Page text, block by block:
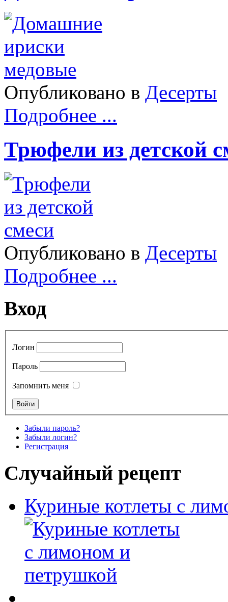
Опубликовано в Десерты
Подробнее ...
Трюфели из детской
Опубликовано в Десерты
Подробнее ...
Вход
Логин
Пароль
Запомнить меня
Забыли пароль?
Забыли логин?
Регистрация
Случайный рецепт
Куриные котлеты с